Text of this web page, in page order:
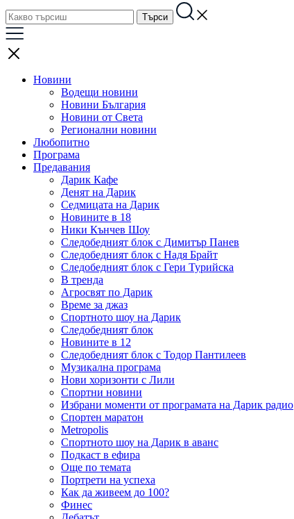
Новини
Водещи новини
Новини България
Новини от Света
Регионални новини
Любопитно
Програма
Предавания
Дарик Кафе
Денят на Дарик
Седмицата на Дарик
Новините в 18
Ники Кънчев Шоу
Следобедният блок с Димитър Панев
Следобедният блок с Надя Брайт
Следобедният блок с Гери Турийска
В тренда
Агросвят по Дарик
Време за джаз
Спортното шоу на Дарик
Следобедният блок
Новините в 12
Следобедният блок с Тодор Пантилеев
Музикална програма
Нови хоризонти с Лили
Спортни новини
Избрани моменти от програмата на Дарик радио
Спортен маратон
Metropolis
Спортното шоу на Дарик в аванс
Подкаст в ефира
Още по темата
Портрети на успеха
Как да живеем до 100?
Финес